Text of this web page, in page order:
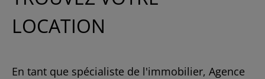
LOCATION
En tant que spécialiste de l'immobilier, Agence